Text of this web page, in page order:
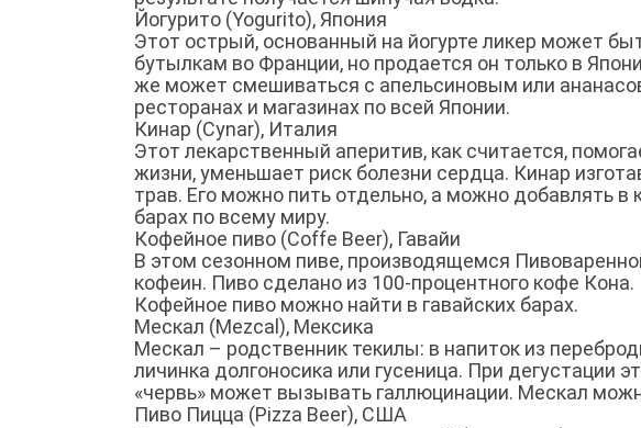
Йогурито (Yogurito), Япония
Этот острый, основанный на йогурте ликер может
бутылкам во Франции, но продается он только в
же может смешиваться с апельсиновым или
ресторанах и магазинах по всей Японии.
Кинар (Cynar), Италия
Этот лекарственный аперитив, как считается,
жизни, уменьшает риск болезни сердца. Кинар
трав. Его можно пить отдельно, а можно добавлять в
барах по всему миру.
Кофейное пиво (Coffe Beer), Гавайи
В этом сезонном пиве, производящемся
кофеин. Пиво сделано из 100-процентного кофе Кона.
Кофейное пиво можно найти в гавайских барах.
Мескал (Mezcal), Мексика
Мескал – родственник текилы: в напиток из
личинка долгоносика или гусеница. При дегустации
«червь» может вызывать галлюцинации. Мескал
Пиво Пицца (Pizza Beer), США